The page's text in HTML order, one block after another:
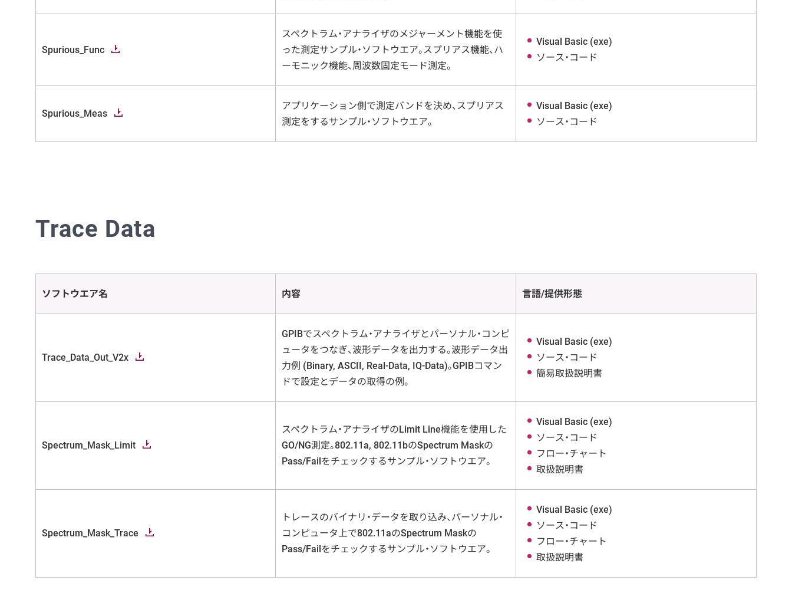
Spurious_Func
スペクトラム・アナライザのメジャーメント機能を使
った測定サンプル・ソフトウエア。スプリアス機能、ハ
ーモニック機能、周波数固定モード測定。
Visual Basic (exe)
ソース・コード
Spurious_Meas
アプリケーション側で測定バンドを決め、スプリアス
測定をするサンプル・ソフトウエア。
Visual Basic (exe)
ソース・コード
Trace Data
ソフトウエア名 内容 言語/提供形態
Trace_Data_Out_V2x
GPIBでスペクトラム・アナライザとパーソナル・コンピ
ュータをつなぎ、波形データを出力する。波形データ出
力例 (Binary, ASCII, Real-Data, IQ-Data)。GPIBコマン
ドで設定とデータの取得の例。
Visual Basic (exe)
ソース・コード
簡易取扱説明書
Spectrum_Mask_Limit
スペクトラム・アナライザのLimit Line機能を使用した
GO/NG測定。802.11a, 802.11bのSpectrum Maskの
Pass/Failをチェックするサンプル・ソフトウエア。
Visual Basic (exe)
ソース・コード
フロー・チャート
取扱説明書
Spectrum_Mask_Trace
トレースのバイナリ・データを取り込み、パーソナル・
コンピュータ上で802.11aのSpectrum Maskの
Pass/Failをチェックするサンプル・ソフトウエア。
Visual Basic (exe)
ソース・コード
フロー・チャート
取扱説明書